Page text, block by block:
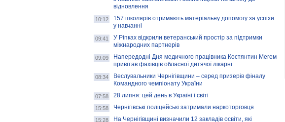
відновлення
10:12
157 школярів отримають матеріальну допомогу за успіхи
у навчанні
09:41
У Ріпках відкрили ветеранський простір за підтримки
міжнародних партнерів
09:09
Напередодні Дня медичного працівника Костянтин Мегем
привітав фахівців обласної дитячої лікарні
08:34
Веслувальники Чернігівщини – серед призерів фіналу
Командного чемпіонату України
07:58 28 липня: цей день в Україні і світі
15:58 Чернігівські поліцейські затримали наркоторговця
15:28
На Чернігівщині визначили 12 закладів освіти, які